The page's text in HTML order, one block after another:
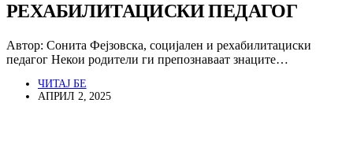
РЕХАБИЛИТАЦИСКИ ПЕДАГОГ
Автор: Сонита Фејзовска, социјален и рехабилитациски
педагог Некои родители ги препознаваат знаците…
ЧИТАЈ БЕ
АПРИЛ 2, 2025